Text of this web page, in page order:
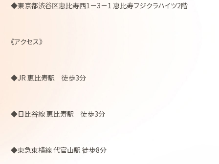
◆東京都渋谷区恵比寿西1－3－1 恵比寿フジクラハイツ2階
《アクセス》
◆JR 恵比寿駅 徒歩3分
◆日比谷線 恵比寿駅 徒歩3分
◆東急東横線 代官山駅 徒歩8分